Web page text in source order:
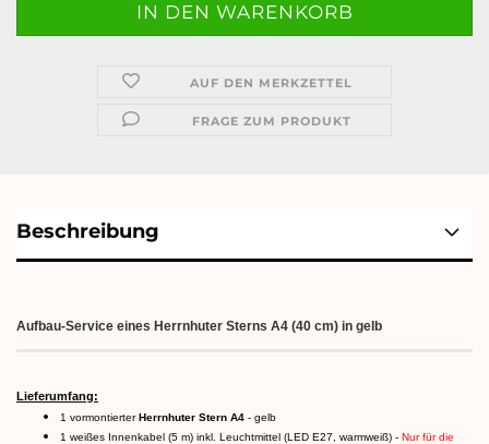
AUF DEN MERKZETTEL
FRAGE ZUM PRODUKT
Beschreibung
Aufbau-Service eines Herrnhuter Sterns A4 (40 cm) in gelb
Lieferumfang:
1 vormontierterHerrnhuter Stern A4 - gelb
1 weißes Innenkabel (5 m) inkl. Leuchtmittel (LED E27, warmweiß) - Nur für die